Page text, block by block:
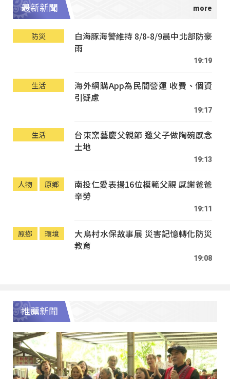
最新新聞
防災
白海豚海警維持 8/8-8/9晨中北部防豪
雨
19:19
生活
海外網購App為民間營運 收費、個資
引疑慮
19:17
生活
台東窯藝慶父親節 邀父子做陶碗感念
土地
19:13
人物 原鄉
南投仁愛表揚16位模範父親 感謝爸爸
辛勞
19:11
原鄉 環境
大鳥村水保故事展 災害記憶轉化防災
教育
19:08
推薦新聞